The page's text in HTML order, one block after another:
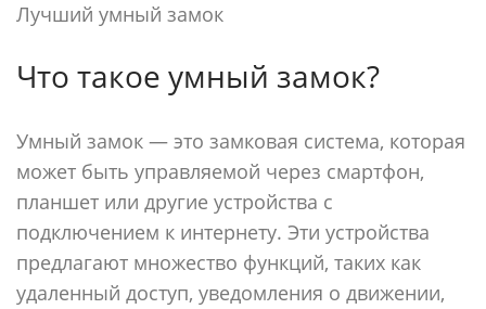
Лучший умный замок
Что такое умный замок?
Умный замок — это замковая система, которая
может быть управляемой через смартфон,
планшет или другие устройства с
подключением к интернету. Эти устройства
предлагают множество функций, таких как
удаленный доступ, уведомления о движении,